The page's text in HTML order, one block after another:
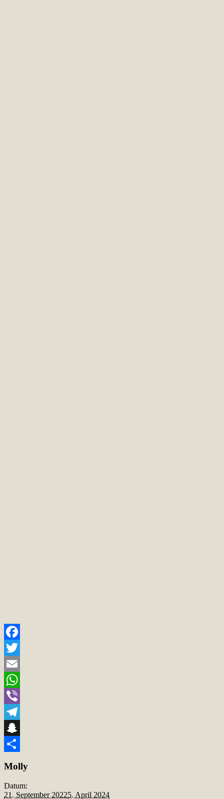
Facebook
Twitter
Email
WhatsApp
Viber
Telegram
Snapchat
Molly
Datum:
21. September 20225. April 2024